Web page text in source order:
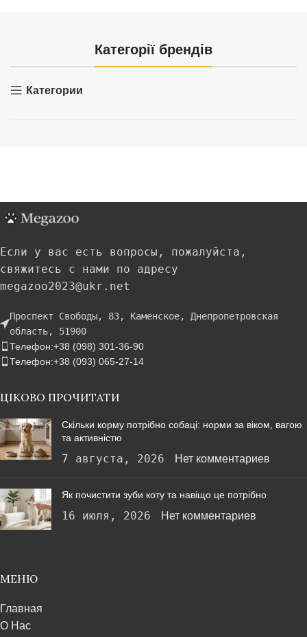
Категорії брендів
Категории
Если у вас есть вопросы, пожалуйста,
свяжитесь с нами по адресу
megazoo2023@ukr.net
Проспект Свободы, 83, Каменское, Днепропетровская
область, 51900
Телефон:+38 (098) 301-36-90
Телефон:+38 (093) 065-27-14
ЦІКОВО ПРОЧИТАТИ
Скільки корму потрібно собаці: норми за віком, вагою
та активністю
7 августа, 2026 Нет комментариев
Як почистити зуби коту та навіщо це потрібно
16 июля, 2026 Нет комментариев
МЕНЮ
Главная
О Нас